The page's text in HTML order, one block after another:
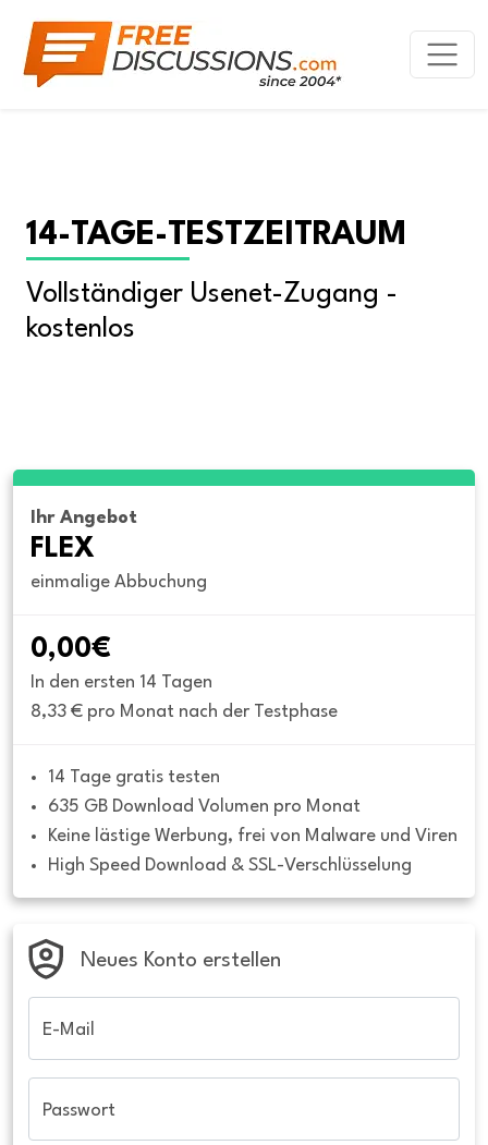
14-TAGE-TESTZEITRAUM
Vollständiger Usenet-Zugang -
kostenlos
Ihr Angebot
FLEX
einmalige Abbuchung
0,00€
In den ersten 14 Tagen
8,33 € pro Monat nach der Testphase
14 Tage gratis testen
635 GB Download Volumen pro Monat
Keine lästige Werbung, frei von Malware und Viren
High Speed Download & SSL-Verschlüsselung
Neues Konto erstellen
E-Mail
Passwort